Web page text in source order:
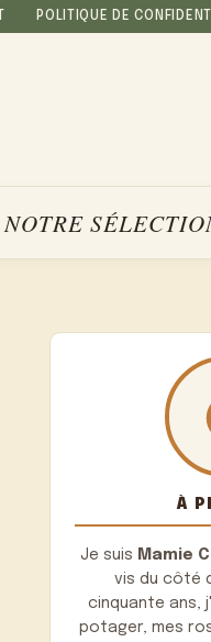
POLITIQUE DE
NOTRE
À
Je suis Mamie
vis du côté
cinquante ans,
potager, mes